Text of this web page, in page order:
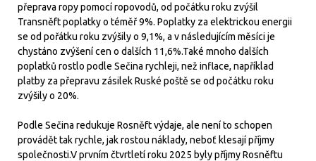
přeprava ropy pomocí ropovodů, od počátku roku zvýšil
Transněft poplatky o téměř 9%. Poplatky za elektrickou energii
se od pořátku roku zvýšily o 9,1%, a v následujícím měsíci je
chystáno zvýšení cen o dalších 11,6%.Také mnoho dalších
poplatků rostlo podle Sečina rychleji, než inflace, například
platby za přepravu zásilek Ruské poště se od počátku roku
zvýšily o 20%.
Podle Sečina redukuje Rosněft výdaje, ale není to schopen
provádět tak rychle, jak rostou náklady, neboť klesají příjmy
společnosti.V prvním čtvrtletí roku 2025 byly příjmy Rosněftu